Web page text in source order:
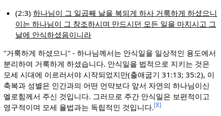
(2:3)하나님이 그 일곱째 날을 복되게 하사 거룩하게 하셨으니
이는 하나님이 그 창조하시며 만드시던 모든 일을 마치시고 그
날에 안식하셨음이니라
"거룩하게 하셨으니" - 하나님께서는 안식일을 일상적인 용도에서
분리하여 거룩하게 하셨습니다. 안식일을 법적으로 지키는 것은
모세 시대에 이르러서야 시작되었지만(출애굽기 31:13; 35:2), 이
축복과 성별은 인간과의 어떤 언약보다 앞서 자연의 하나님이신
엘로힘께서 주신 것입니다. 그러므로 주간 안식일은 보편적이고
영구적이며 모세 율법과는 독립적인 것입니다.[8]